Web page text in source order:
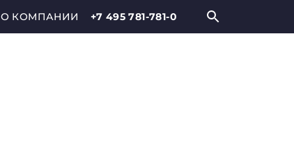
О КОМПАНИИ +7 495 781-781-0